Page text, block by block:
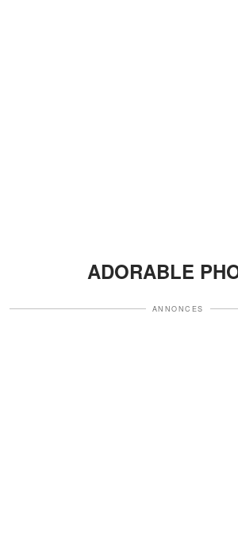
ADORABLE
ANNONCES